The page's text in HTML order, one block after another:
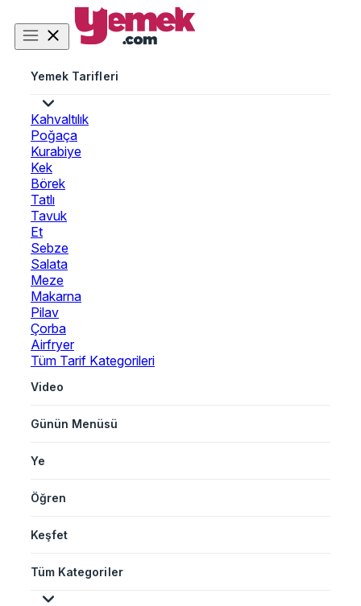
Yemek Tarifleri
Kahvaltılık
Poğaça
Kurabiye
Kek
Börek
Tatlı
Tavuk
Et
Sebze
Salata
Meze
Makarna
Pilav
Çorba
Airfryer
Tüm Tarif Kategorileri
Video
Günün Menüsü
Ye
Öğren
Keşfet
Tüm Kategoriler